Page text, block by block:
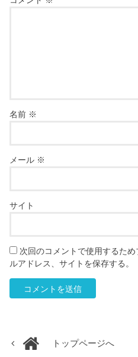
名前 ※
メール ※
サイト
次回のコメントで使用するた
ルアドレス、サイトを保存する。
トップページへ